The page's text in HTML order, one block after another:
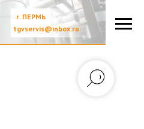
г. ПЕРМЬ
tgvservis@inbox.ru